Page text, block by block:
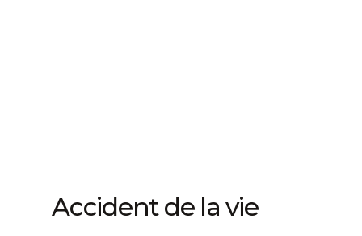
Accident de la vie